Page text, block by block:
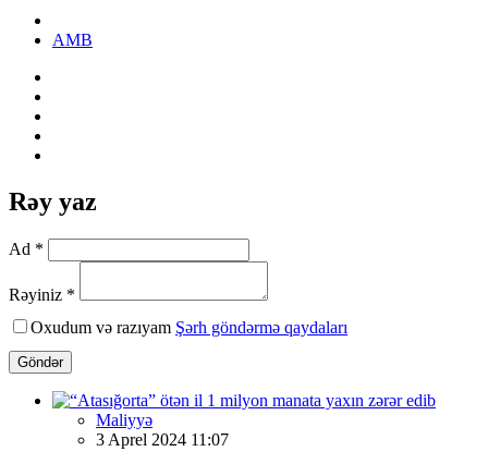
AMB
Rəy yaz
Ad *
Rəyiniz *
Oxudum və razıyam Şərh göndərmə qaydaları
Göndər
Maliyyə
3 Aprel 2024 11:07